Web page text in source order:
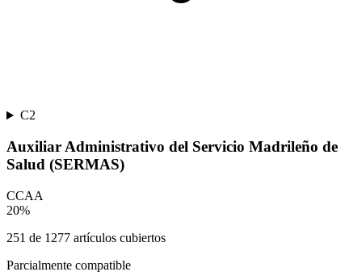
C2
Auxiliar Administrativo del Servicio Madrileño de
Salud (SERMAS)
CCAA
20%
251 de 1277 artículos cubiertos
Parcialmente compatible